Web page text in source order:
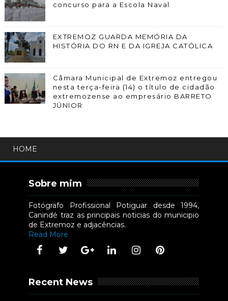
concurso para a Escola Naval
EXTREMOZ GUARDA MEMÓRIA DA
HISTÓRIA DO RN E DA IGREJA CATÓLICA
Câmara Municipal de Extremoz entregou
nesta terça-feira (14) o título de cidadão
extremozense ao empresário BARRETO
JÚNIOR
HOME
Sobre mim
Fotógrafo Profissional Potiguar desde 1994,
Canindé traz as principais noticias do municipio
de Extremoz e adjacências.
Read More
Recent News